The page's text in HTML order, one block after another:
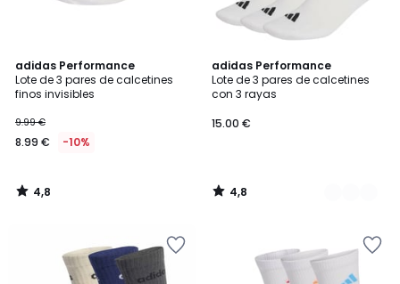
adidas Performance
Lote de 3 pares de calcetines
finos invisibles
9.99 €
8.99 € -10%
4,8
/ 5
4,8
/
adidas Performance
Lote de 3 pares de calcetines
con 3 rayas
15.00 €
4,8
/ 5
2
Colores
4,8
/